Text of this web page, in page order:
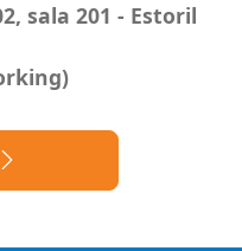
sala 201 - Estoril